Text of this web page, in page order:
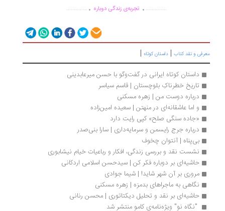
.............. تجربه‌ی زندگی دوباره ..............
و نقد کتاب|داستان کوتاه|
داستان كوتاه ایرانی در گفت‌وگو با حسن میرعابدینی
تاریخ خطرناکِ بلوچستان | قاسم سیاسر
درباره دوست من | زهره مسکنی
و اما عاشقانه‌ای در منهتن | سعیده امین‌زاده
«جاده سنگی صلح» کپی رایت دارد
درباره جرج رایسمن و سرمایه‌داری | سارا بنی‌صدر
بی‌پناه | آنتوان چخوف
نشست نقد و بررسی زندگی، افکار و رباعیات خیام نیشابوری
حاشیه‌ای بر دوباره فکر کن | سیدحسن اسلامی اردکانی
مروری بر آن شهر شاید! | شیما جوادی
نگاهی به ماجراهای بدمزه | زهره مسکنی
حاشیه‌ای بر نقد و تحلیل دیکتاتوری | محسن رنانی
"نگاه نو" ویژه‌نامه‌ی کامو منتشر شد